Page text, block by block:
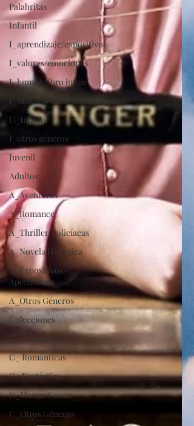
Palabritas
Infantil
I_aprendizaje/expositivo
I_valores/emociones
I_humor/libro juego
I_Misterio/aventura/fantasía
C_Infantil
I_otros géneros
Juvenil
Adultos
A_Aventuras
A_Romance
A_Thriller/Policíacas
A_Novela Histórica
A_Expositivos-
Aprendizaje
A_Otros Géneros
Colecciones
C_ Aventuras
C_ Románticas
C_ Fantástica
C_Manga/Comic
C_Otros Géneros